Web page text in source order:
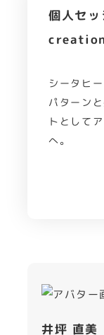
個人セ
creation
シータヒ
パターン
トとして
へ。
井坪 直美